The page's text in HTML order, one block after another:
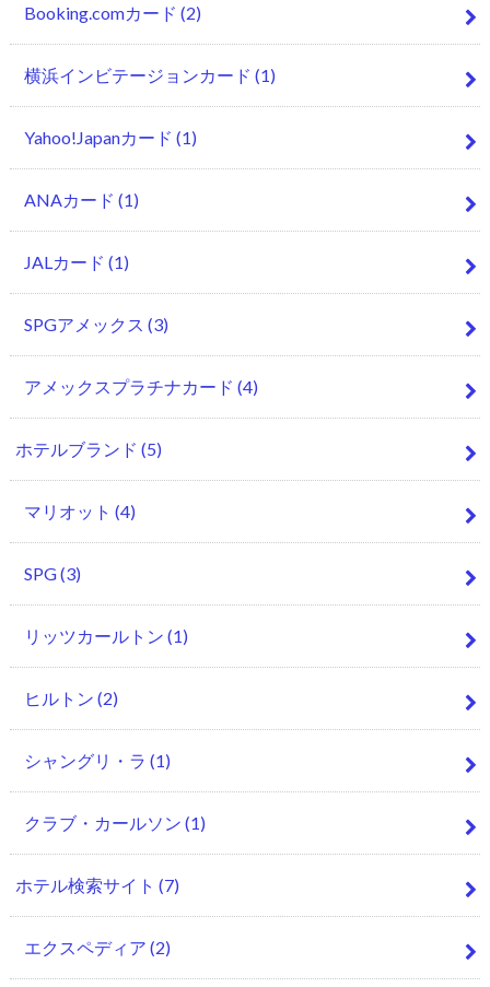
Booking.comカード (2)
横浜インビテージョンカード (1)
Yahoo!Japanカード (1)
ANAカード (1)
JALカード (1)
SPGアメックス (3)
アメックスプラチナカード (4)
ホテルブランド (5)
マリオット (4)
SPG(3)
リッツカールトン (1)
ヒルトン (2)
シャングリ・ラ (1)
クラブ・カールソン (1)
ホテル検索サイト (7)
エクスペディア (2)